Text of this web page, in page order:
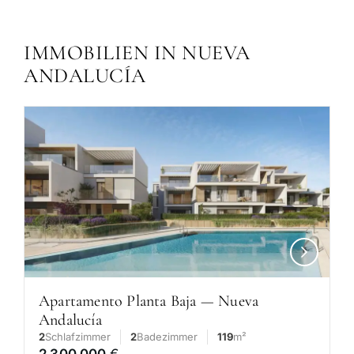
IMMOBILIEN IN NUEVA
ANDALUCÍA
Apartamento Planta Baja — Nueva
Andalucía
2Schlafzimmer 2Badezimmer 119m²